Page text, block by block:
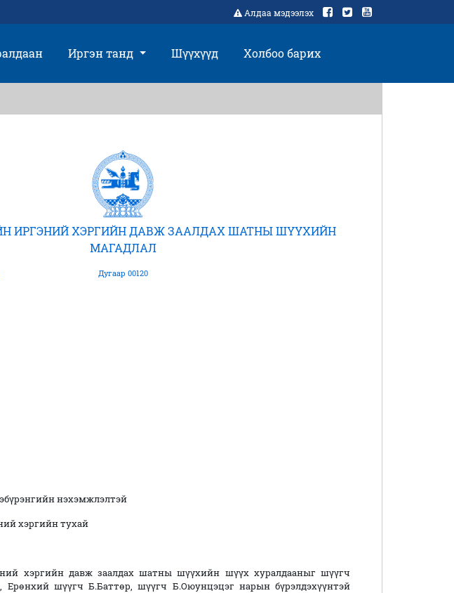
Алдаа мэдээлэх
Иргэн танд Шүүхүүд Холбоо барих
ИРГЭНИЙ ХЭРГИЙН ДАВЖ ЗААЛДАХ ШАТНЫ ШҮҮХИЙН
МАГАДЛАЛ
Дугаар 00120
нэхэмжлэлтэй
тухай
хэргийн давж заалдах шатны шүүхийн шүүх хуралдааныг шүүгч
Ерөнхий шүүгч Б.Баттөр, шүүгч Б.Оюунцэцэг нарын бүрэлдэхүүнтэй